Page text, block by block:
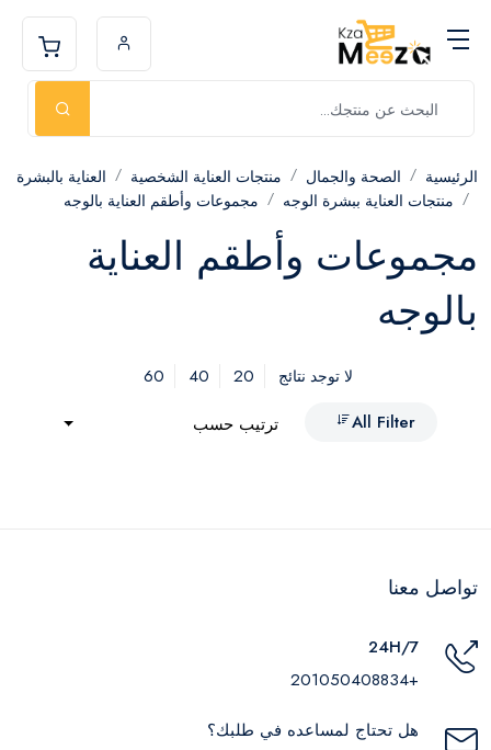
الرئيسية الصحة والجمال منتجات العناية الشخصية
العناية بالبشرة
منتجات العناية ببشرة الوجه
مجموعات وأطقم العناية بالوجه
مجموعات وأطقم العناية
بالوجه
لا توجد نتائج 20
40
60
All Filter
ترتيب حسب
تواصل معنا
24H/7
+201050408834
هل تحتاج لمساعده في طلبك؟